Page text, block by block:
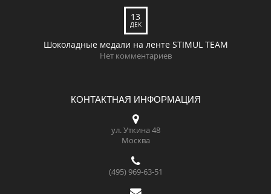
13
ДЕК
Шоколадные медали на ленте STIMUL TEAM
Нет комментариев
КОНТАКТНАЯ ИНФОРМАЦИЯ
ул. Уткина 48
Москва
(495) 969-63-51